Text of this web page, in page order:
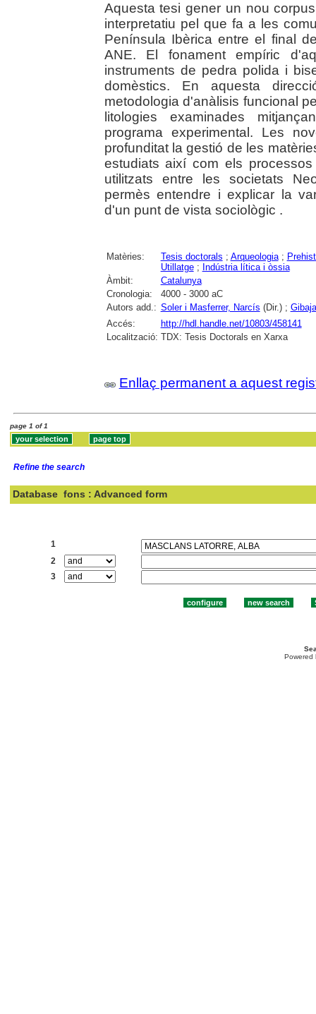
Aquesta tesi gener un nou
interpretatiu pel que fa a les
Península Ibèrica entre el final
ANE. El fonament empíric
instruments de pedra polida i
domèstics. En aquesta
metodologia d'anàlisis funcional
litologies examinades
programa experimental. Les
profunditat la gestió de les
estudiats així com els
utilitzats entre les societats
permès entendre i explicar la
d'un punt de vista sociològic .
Matèries: Tesis doctorals ; Arqueologia;
Utillatge; Indústria lítica i òssia
Àmbit:
Catalunya
Cronologia:
4000 - 3000 aC
Autors add.: Soler i Masferrer, Narcís (Dir.) ;
Accés:
http://hdl.handle.net/10803/458141
Localització: TDX: Tesis Doctorals en Xarxa
Enllaç permanent a aquest
page 1 of 1
Refine the search
Database fons : Advanced form
1
2
3
Powered